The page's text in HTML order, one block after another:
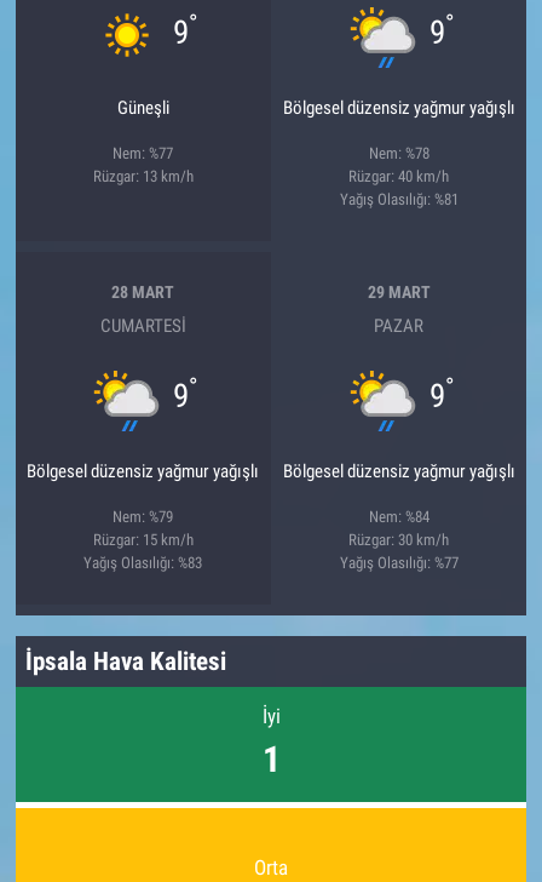
9°
Güneşli
Nem: %77
Rüzgar: 13 km/h
9°
Bölgesel düzensiz yağmur yağışlı
Nem: %78
Rüzgar: 40 km/h
Yağış Olasılığı: %81
28 MART
CUMARTESI
9°
Bölgesel düzensiz yağmur yağışlı
Nem: %79
Rüzgar: 15 km/h
Yağış Olasılığı: %83
29 MART
PAZAR
9°
Bölgesel düzensiz yağmur yağışlı
Nem: %84
Rüzgar: 30 km/h
Yağış Olasılığı: %77
İpsala Hava Kalitesi
İyi
1
Orta